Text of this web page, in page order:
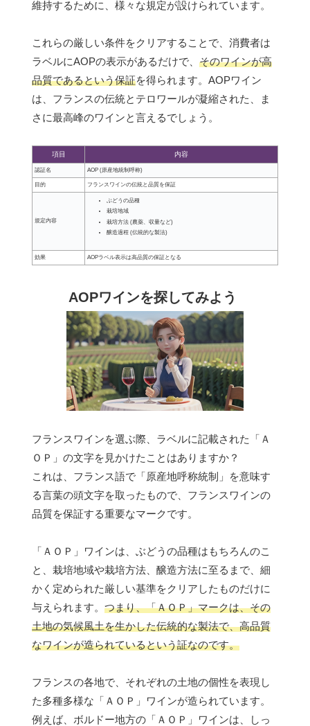
維持するために、様々な規定が設けられています。
これらの厳しい条件をクリアすることで、消費者は
ラベルにAOPの表示があるだけで、 そのワインが高
品質であるという保証を得られます。AOPワイン
は、フランスの伝統とテロワールが凝縮された、ま
さに最高峰のワインと言えるでしょう。
項目 内容
認証名 AOP (原産地統制呼称)
目的 フランスワインの伝統と品質を保証
規定内容
ぶどうの品種
栽培地域
栽培方法 (農薬、収量など)
醸造過程 (伝統的な製法)
効果 AOPラベル表示は高品質の保証となる
AOPワインを探してみよう
フランスワインを選ぶ際、ラベルに記載された「Ａ
ＯＰ」の文字を見かけたことはありますか？
これは、フランス語で「原産地呼称統制」を意味す
る言葉の頭文字を取ったもので、フランスワインの
品質を保証する重要なマークです。
「ＡＯＰ」ワインは、ぶどうの品種はもちろんのこ
と、栽培地域や栽培方法、醸造方法に至るまで、細
かく定められた厳しい基準をクリアしたものだけに
与えられます。 つまり、「ＡＯＰ」マークは、その
土地の気候風土を生かした伝統的な製法で、高品質
なワインが造られているという証なのです。
フランスの各地で、それぞれの土地の個性を表現し
た多種多様な「ＡＯＰ」ワインが造られています。
例えば、ボルドー地方の「ＡＯＰ」ワインは、しっ